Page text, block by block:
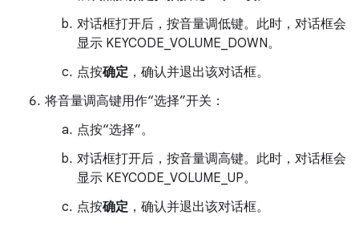
对话框打开后，按音量调低键。此时，对话框会
显示 KEYCODE_VOLUME_DOWN。
点按确定 ，确认并退出该对话框。
将音量调高键用作“选择”开关：
点按“选择”。
对话框打开后，按音量调高键。此时，对话框会
显示 KEYCODE_VOLUME_UP。
点按确定 ，确认并退出该对话框。